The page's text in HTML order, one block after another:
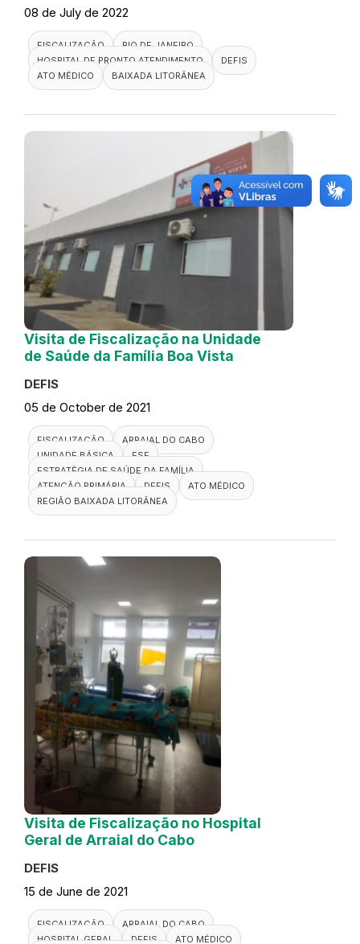
08 de July de 2022
FISCALIZAÇÃO
RIO DE JANEIRO
HOSPITAL DE PRONTO ATENDIMENTO
DEFIS
ATO MÉDICO
BAIXADA LITORÂNEA
Visita de Fiscalização na Unidade
de Saúde da Família Boa Vista
DEFIS
05 de October de 2021
FISCALIZAÇÃO
ARRAIAL DO CABO
UNIDADE BÁSICA
ESF
ESTRATÉGIA DE SAÚDE DA FAMÍLIA
ATENÇÃO PRIMÁRIA
DEFIS
ATO MÉDICO
REGIÃO BAIXADA LITORÂNEA
Visita de Fiscalização no Hospital
Geral de Arraial do Cabo
DEFIS
15 de June de 2021
FISCALIZAÇÃO
ARRAIAL DO CABO
HOSPITAL GERAL
DEFIS ATO MÉDICO